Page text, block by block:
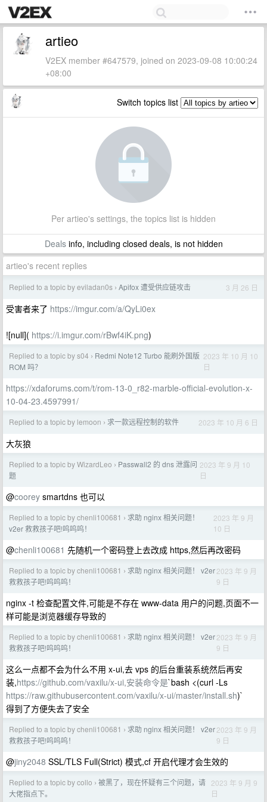
artieo
V2EX member #647579, joined on 2023-09-08 10:00:24
+08:00
Switch topics list
Per artieo's settings, the topics list is hidden
Dealsinfo, including closed deals, is not hidden
artieo's recent replies
Replied to a topic by eviladan0s › Apifox 遭受供应链攻击 3 月 26 日
受害者来了 https://imgur.com/a/QyLi0ex
![null]( https://i.imgur.com/rBwf4iK.png)
Replied to a topic by s04 › Redmi Note12 Turbo 能刷外国版
ROM 吗？
2023 年 10 月 10
日
https://xdaforums.com/t/rom-13-0_r82-marble-official-evolution-x-
10-04-23.4597991/
Replied to a topic by lemoon › 求一款远程控制的软件 2023 年 10 月 6 日
大灰狼
Replied to a topic by WizardLeo › Passwall2 的 dns 泄露问
题
2023 年 9 月 10
日
@coorey smartdns 也可以
Replied to a topic by chenli100681 › 求助 nginx 相关问题！
v2er 救救孩子吧!呜呜呜！
2023 年 9 月
10 日
@chenli100681 先随机一个密码登上去改成 https,然后再改密码
Replied to a topic by chenli100681 › 求助 nginx 相关问题！ v2er
救救孩子吧!呜呜呜！
2023 年 9 月
9 日
nginx -t 检查配置文件,可能是不存在 www-data 用户的问题,页面不一
样可能是浏览器缓存导致的
Replied to a topic by chenli100681 › 求助 nginx 相关问题！ v2er
救救孩子吧!呜呜呜！
2023 年 9 月
9 日
这么一点都不会为什么不用 x-ui,去 vps 的后台重装系统然后再安
装,https://github.com/vaxilu/x-ui,安装命令是`bash <(curl -Ls
https://raw.githubusercontent.com/vaxilu/x-ui/master/install.sh)`
得到了方便失去了安全
Replied to a topic by chenli100681 › 求助 nginx 相关问题！ v2er
救救孩子吧!呜呜呜！
2023 年 9 月
9 日
@jiny2048 SSL/TLS Full(Strict) 模式,cf 开启代理才会生效的
Replied to a topic by collo › 被黑了，现在怀疑有三个问题，请
大佬指点下。
2023 年 9 月 9
日